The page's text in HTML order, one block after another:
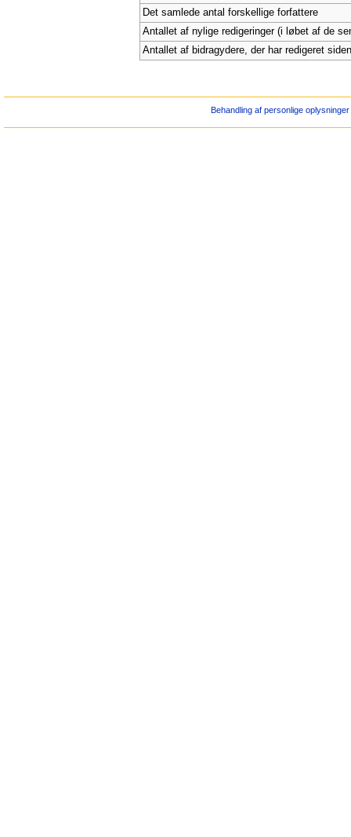
Det samlede antal forskellige forfattere
Antallet af nylige redigeringer (i løbet af de
Antallet af bidragydere, der har redigeret
Behandling af personlige oplysninger